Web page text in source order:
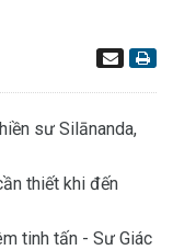
sư Silānanda,
thiết khi đến
tinh tấn - Sư Giác